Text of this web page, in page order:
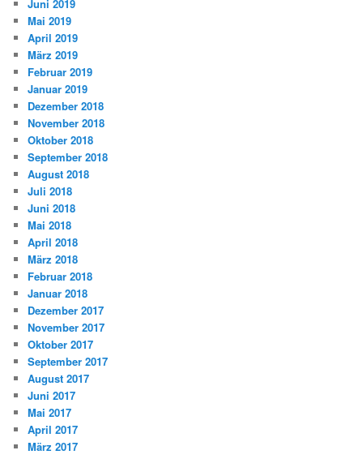
Juni 2019
Mai 2019
April 2019
März 2019
Februar 2019
Januar 2019
Dezember 2018
November 2018
Oktober 2018
September 2018
August 2018
Juli 2018
Juni 2018
Mai 2018
April 2018
März 2018
Februar 2018
Januar 2018
Dezember 2017
November 2017
Oktober 2017
September 2017
August 2017
Juni 2017
Mai 2017
April 2017
März 2017